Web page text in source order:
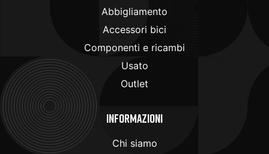
Abbigliamento
Accessori bici
Componenti e ricambi
Usato
Outlet
Informazioni
Chi siamo